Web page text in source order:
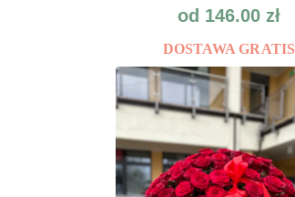
od 146.00 zł
DOSTAWA GRATIS